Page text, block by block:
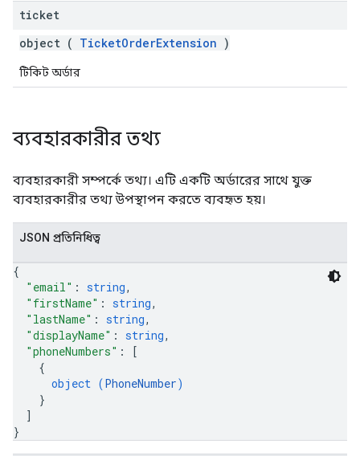
ticket
object ( TicketOrderExtension )
টিকিট অর্ডার
ব্যবহারকারীর তথ্য
ব্যবহারকারী সম্পর্কে তথ্য। এটি একটি অর্ডারের সাথে যুক্ত
ব্যবহারকারীর তথ্য উপস্থাপন করতে ব্যবহৃত হয়।
JSON প্রতিনিধিত্ব
{
"email" : string,
"firstName" : string,
"lastName" : string,
"displayName" : string,
"phoneNumbers" :
[
{
object (PhoneNumber)
}
]
}